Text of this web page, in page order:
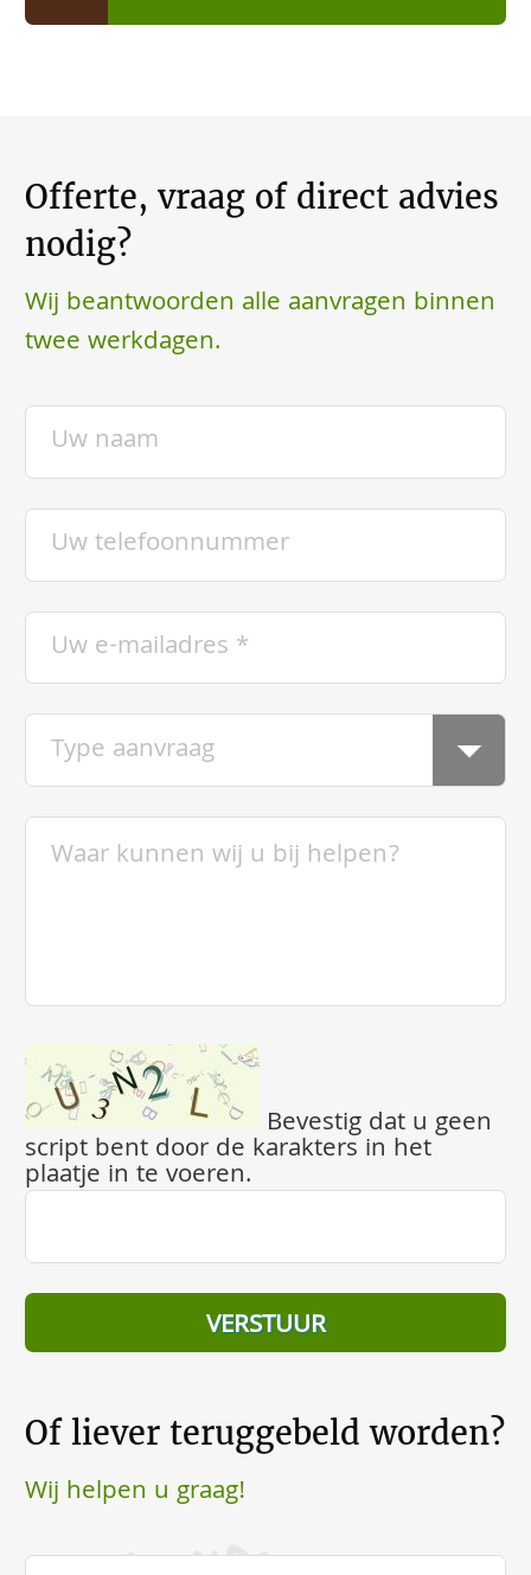
Offerte, vraag of direct advies
nodig?
Wij beantwoorden alle aanvragen binnen
twee werkdagen.
Bevestig dat u geen
script bent door de karakters in het
plaatje in te voeren.
Of liever teruggebeld worden?
Wij helpen u graag!